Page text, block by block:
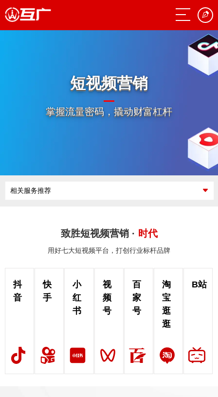
短视频营销
掌握流量密码，撬动财富杠杆
相关服务推荐
致胜短视频营销 · 时代
用好七大短视频平台，打创行业标杆品牌
抖
音
快
手
小
红
书
视
频
号
百
家
号
淘
宝
逛
逛
B站